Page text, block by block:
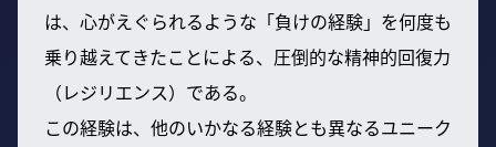
は、心がえぐられるような「負けの経験」を何度も
乗り越えてきたことによる、圧倒的な精神的回復力
（レジリエンス）である。
この経験は、他のいかなる経験とも異なるユニーク